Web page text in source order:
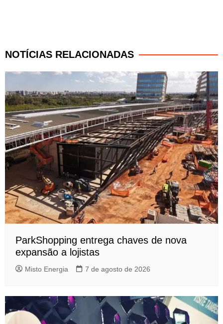
NOTÍCIAS RELACIONADAS
ParkShopping entrega chaves de nova
expansão a lojistas
Misto Energia 7 de agosto de 2026